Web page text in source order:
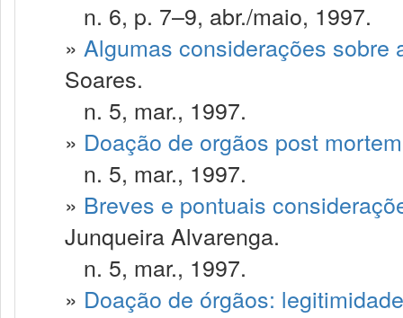
n. 6, p. 7–9, abr./maio, 1997.
» Algumas considerações sobre
Soares.
n. 5, mar., 1997.
» Doação de orgãos post mortem
n. 5, mar., 1997.
» Breves e pontuais
Junqueira Alvarenga.
n. 5, mar., 1997.
» Doação de órgãos: